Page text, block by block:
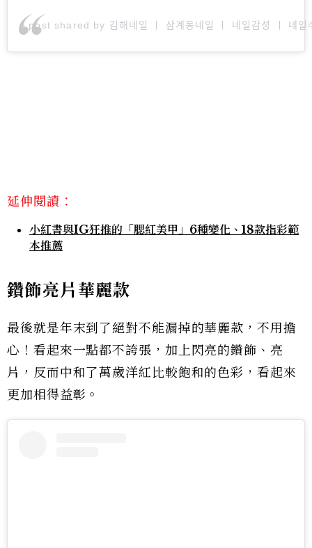
A post shared by 김해네일 ㅣ 삼계동네일 ㅣ 네일감성 ㅣ 네
延伸閱讀：
小紅書與IG狂推的「腮紅美甲」6種變化、18款指彩範
本推薦
鑽飾亮片華麗款
最後就是年末到了絕對不能漏掉的華麗款，不用擔
心！看起來一點都不誇張，加上閃亮的鑽飾、亮
片，反而中和了萬歲洋紅比較飽和的色彩，看起來
更加相得益彰。